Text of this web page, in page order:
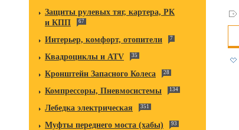
Защиты рулевых тяг, картера, РК
и КПП
67
Интерьер, комфорт, отопители 7
Квадроциклы и ATV 35
Кронштейн Запасного Колеса 28
Компрессоры, Пневмосистемы 134
Лебедка электрическая 351
Муфты переднего моста (хабы) 93